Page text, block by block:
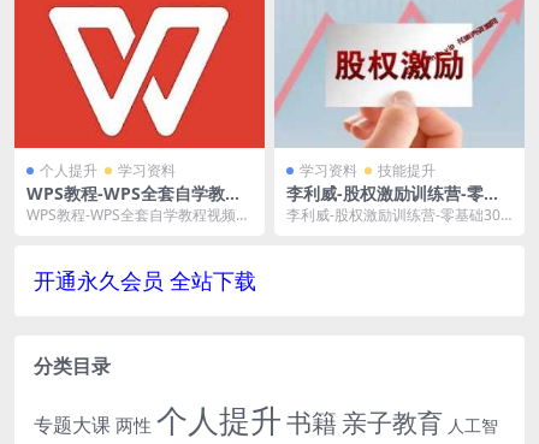
个人提升 学习资料
WPS教程-WPS全套自学教程
视频合集[MP4/14.19GB]百度
WPS教程-WPS全套自学教程视频合
学习资料 技能提升
李利威-股权激励训练营-零基
础30个案例搞定股权激励MP4
李利威-股权激励训练营-零基础30
开通永久会员 全站下载
分类目录
专题大课 两性 个人提升书籍 亲子教育 人工智